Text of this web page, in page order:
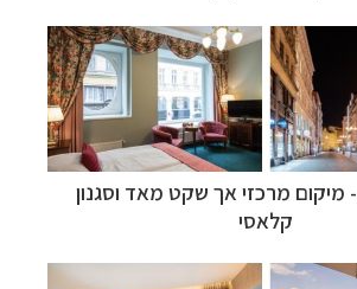
- מיקום מרכזי אך שקט מאד וסגנון
קלאסי